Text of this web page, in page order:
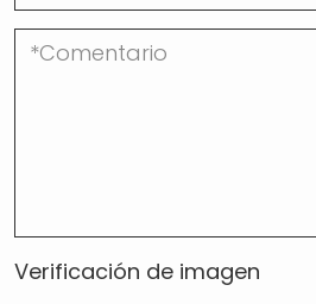
Verificación de imagen